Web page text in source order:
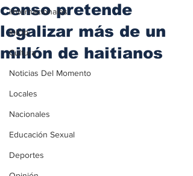
iInternacionales
Inicio
Cultura
Noticias Del Momento
Locales
Nacionales
Educación Sexual
Deportes
censo pretende
legalizar más de un
millón de haitianos